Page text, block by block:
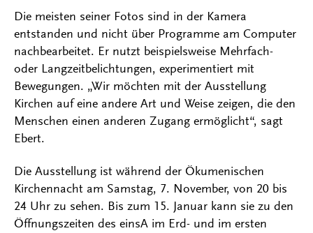
Die meisten seiner Fotos sind in der Kamera
entstanden und nicht über Programme am Computer
nachbearbeitet. Er nutzt beispielsweise Mehrfach-
oder Langzeitbelichtungen, experimentiert mit
Bewegungen. „Wir möchten mit der Ausstellung
Kirchen auf eine andere Art und Weise zeigen, die den
Menschen einen anderen Zugang ermöglicht“, sagt
Ebert.
Die Ausstellung ist während der Ökumenischen
Kirchennacht am Samstag, 7. November, von 20 bis
24 Uhr zu sehen. Bis zum 15. Januar kann sie zu den
Öffnungszeiten des einsA im Erd- und im ersten